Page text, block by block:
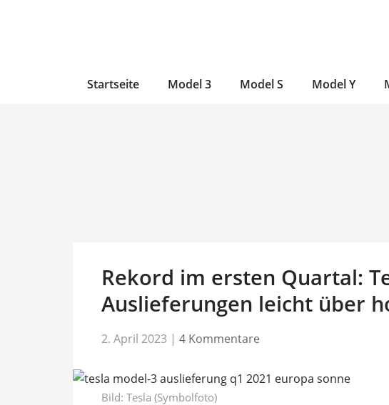
Startseite Model 3 Model S Model Y
Rekord im ersten Quartal:
Auslieferungen leicht über
2. April 2023 | 4 Kommentare
Bild: Tesla (Symbolfoto)